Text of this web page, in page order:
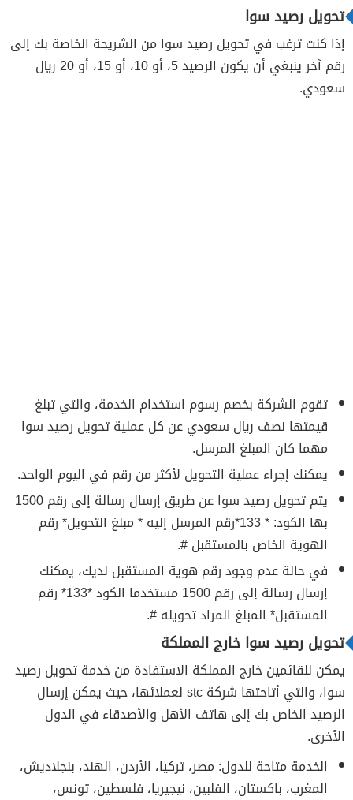
تحويل رصيد سوا
إذا كنت ترغب في تحويل رصيد سوا من الشريحة الخاصة بك إلى
رقم آخر ينبغي أن يكون الرصيد 5، أو 10، أو 15، أو 20 ريال
سعودي.
تقوم الشركة بخصم رسوم استخدام الخدمة، والتي تبلغ
قيمتها نصف ريال سعودي عن كل عملية تحويل رصيد سوا
مهما كان المبلغ المرسل.
يمكنك إجراء عملية التحويل لأكثر من رقم في اليوم الواحد.
يتم تحويل رصيد سوا عن طريق إرسال رسالة إلى رقم 1500
بها الكود: * 133*رقم المرسل إليه * مبلغ التحويل* رقم
الهوية الخاص بالمستقبل #.
في حالة عدم وجود رقم هوية المستقبل لديك، يمكنك
إرسال رسالة إلى رقم 1500 مستخدما الكود *133* رقم
المستقبل* المبلغ المراد تحويله #.
تحويل رصيد سوا خارج المملكة
يمكن للقائمين خارج المملكة الاستفادة من خدمة تحويل رصيد
سوا، والتي أتاحتها شركة stc لعملائها، حيث يمكن إرسال
الرصيد الخاص بك إلى هاتف الأهل والأصدقاء في الدول
الأخرى.
الخدمة متاحة للدول: مصر، تركيا، الأردن، الهند، بنجلاديش،
المغرب، باكستان، الفلبين، نيجيريا، فلسطين، تونس،